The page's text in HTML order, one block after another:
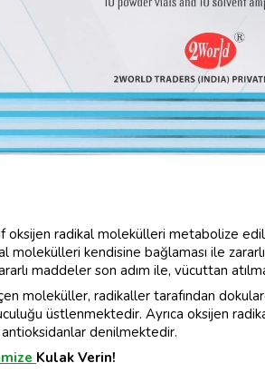
oksijen radikal molekülleri metabolize
kendisine bağlaması ile
maddeler son adım ile, vücuttan
moleküller, radikaller tarafından
üstlenmektedir. Ayrıca oksijen
denilmektedir.
Kulak Verin!